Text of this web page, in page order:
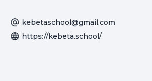
kebetaschool@gmail.com
https://kebeta.school/